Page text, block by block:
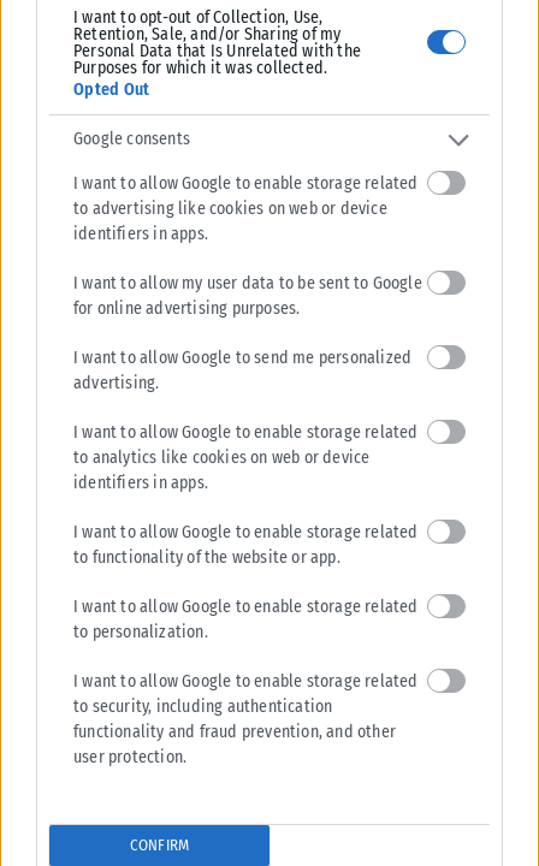
I want to opt-out of Collection, Use,
Retention, Sale, and/or Sharing of my
Personal Data that Is Unrelated with the
Purposes for which it was collected.
Opted Out
Google consents
I want to allow Google to enable storage related
to advertising like cookies on web or device
identifiers in apps.
I want to allow my user data to be sent to Google
for online advertising purposes.
I want to allow Google to send me personalized
advertising.
I want to allow Google to enable storage related
to analytics like cookies on web or device
identifiers in apps.
I want to allow Google to enable storage related
to functionality of the website or app.
I want to allow Google to enable storage related
to personalization.
I want to allow Google to enable storage related
to security, including authentication
functionality and fraud prevention, and other
user protection.
CONFIRM